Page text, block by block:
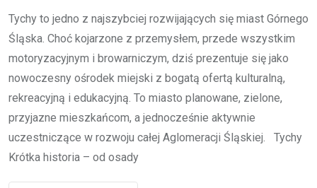
Tychy to jedno z najszybciej rozwijających się miast Górnego
Śląska. Choć kojarzone z przemysłem, przede wszystkim
motoryzacyjnym i browarniczym, dziś prezentuje się jako
nowoczesny ośrodek miejski z bogatą ofertą kulturalną,
rekreacyjną i edukacyjną. To miasto planowane, zielone,
przyjazne mieszkańcom, a jednocześnie aktywnie
uczestniczące w rozwoju całej Aglomeracji Śląskiej. Tychy
Krótka historia – od osady